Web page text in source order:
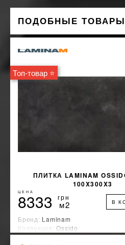
ПОДОБНЫЕ
Топ-товар ⭐
ПЛИТКА LAMINAM
100X300X3
ЦЕНА
8333 грн
м2 В
Бренд: Laminam
Коллекция:Ossido
Страна-производитель:Италия